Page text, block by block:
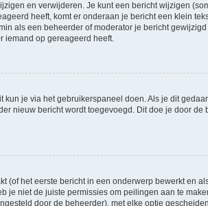
en verwijderen. Je kunt een bericht wijzigen
heeft, komt er onderaan je bericht een klein
als een beheerder of moderator je bericht
iemand op gereageerd heeft.
je via het gebruikerspaneel doen. Als je dit
nieuw bericht wordt toegevoegd. Dit doe je door
het eerste bericht in een onderwerp bewerkt en
niet de juiste permissies om peilingen aan te
door de beheerder), met elke optie